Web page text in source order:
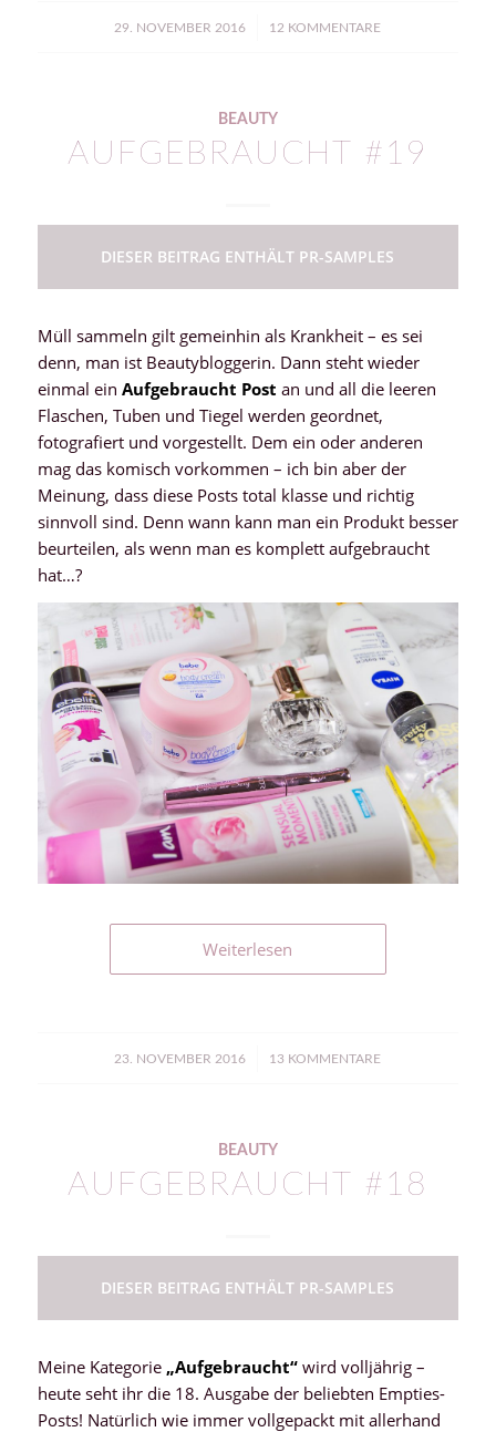
29. NOVEMBER 2016
/ 12 KOMMENTARE
BEAUTY
AUFGEBRAUCHT #19
DIESER BEITRAG ENTHÄLT PR-SAMPLES
Müll sammeln gilt gemeinhin als Krankheit – es sei
denn, man ist Beautybloggerin. Dann steht wieder
einmal ein Aufgebraucht Post an und all die leeren
Flaschen, Tuben und Tiegel werden geordnet,
fotografiert und vorgestellt. Dem ein oder anderen
mag das komisch vorkommen – ich bin aber der
Meinung, dass diese Posts total klasse und richtig
sinnvoll sind. Denn wann kann man ein Produkt besser
beurteilen, als wenn man es komplett aufgebraucht
hat…?
Weiterlesen
23. NOVEMBER 2016
/ 13 KOMMENTARE
BEAUTY
AUFGEBRAUCHT #18
DIESER BEITRAG ENTHÄLT PR-SAMPLES
Meine Kategorie „Aufgebraucht“wird volljährig –
heute seht ihr die 18. Ausgabe der beliebten Empties-
Posts! Natürlich wie immer vollgepackt mit allerhand